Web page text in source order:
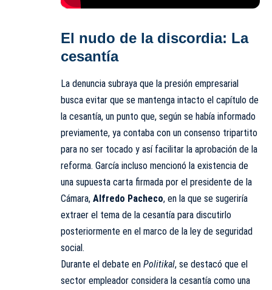
El nudo de la discordia: La
cesantía
La denuncia subraya que la presión empresarial
busca evitar que se mantenga intacto el capítulo de
la cesantía, un punto que, según se había informado
previamente, ya contaba con un consenso tripartito
para no ser tocado y así facilitar la aprobación de la
reforma. García incluso mencionó la existencia de
una supuesta carta firmada por el presidente de la
Cámara, Alfredo Pacheco, en la que se sugeriría
extraer el tema de la cesantía para discutirlo
posteriormente en el marco de la ley de seguridad
social.
Durante el debate en Politikal, se destacó que el
sector empleador considera la cesantía como una